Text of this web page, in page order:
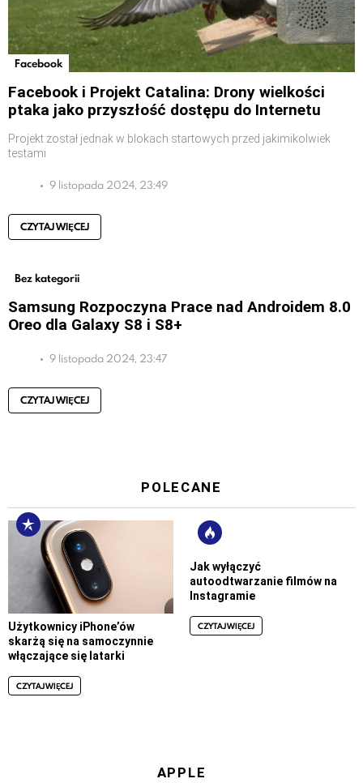
Facebook
Facebook i Projekt Catalina: Drony wielkości
ptaka jako przyszłość dostępu do Internetu
Projekt został jednak w blokach startowych przed jakimikolwiek
testami
9 listopada 2024, 23:49
CZYTAJ WIĘCEJ
Bez kategorii
Samsung Rozpoczyna Prace nad Androidem 8.0
Oreo dla Galaxy S8 i S8+
9 listopada 2024, 23:47
CZYTAJ WIĘCEJ
POLECANE
Użytkownicy iPhone’ów
skarżą się na samoczynnie
włączające się latarki
CZYTAJ WIĘCEJ
Jak wyłączyć
autoodtwarzanie filmów na
Instagramie
CZYTAJ WIĘCEJ
APPLE